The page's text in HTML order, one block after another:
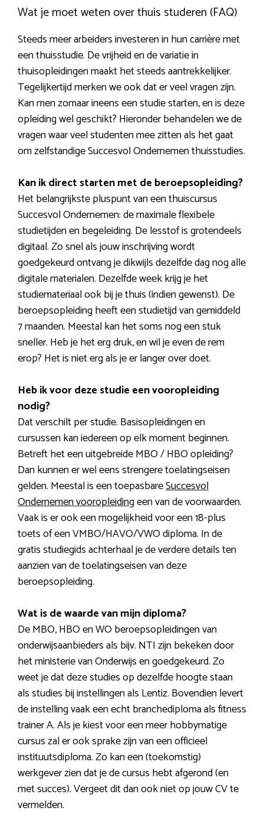
Wat je moet weten over thuis studeren (FAQ)
Steeds meer arbeiders investeren in hun carrière met
een thuisstudie. De vrijheid en de variatie in
thuisopleidingen maakt het steeds aantrekkelijker.
Tegelijkertijd merken we ook dat er veel vragen zijn.
Kan men zomaar ineens een studie starten, en is deze
opleiding wel geschikt? Hieronder behandelen we de
vragen waar veel studenten mee zitten als het gaat
om zelfstandige Succesvol Ondernemen thuisstudies.
Kan ik direct starten met de beroepsopleiding?
Het belangrijkste pluspunt van een thuiscursus
Succesvol Ondernemen: de maximale flexibele
studietijden en begeleiding. De lesstof is grotendeels
digitaal. Zo snel als jouw inschrijving wordt
goedgekeurd ontvang je dikwijls dezelfde dag nog alle
digitale materialen. Dezelfde week krijg je het
studiemateriaal ook bij je thuis (indien gewenst). De
beroepsopleiding heeft een studietijd van gemiddeld
7 maanden. Meestal kan het soms nog een stuk
sneller. Heb je het erg druk, en wil je even de rem
erop? Het is niet erg als je er langer over doet.
Heb ik voor deze studie een vooropleiding
nodig?
Dat verschilt per studie. Basisopleidingen en
cursussen kan iedereen op elk moment beginnen.
Betreft het een uitgebreide MBO / HBO opleiding?
Dan kunnen er wel eens strengere toelatingseisen
gelden. Meestal is een toepasbareSuccesvol
Ondernemen vooropleidingeen van de voorwaarden.
Vaak is er ook een mogelijkheid voor een 18-plus
toets of een VMBO/HAVO/VWO diploma. In de
gratis studiegids achterhaal je de verdere details ten
aanzien van de toelatingseisen van deze
beroepsopleiding.
Wat is de waarde van mijn diploma?
De MBO, HBO en WO beroepsopleidingen van
onderwijsaanbieders als bijv. NTI zijn bekeken door
het ministerie van Onderwijs en goedgekeurd. Zo
weet je dat deze studies op dezelfde hoogte staan
als studies bij instellingen als Lentiz. Bovendien levert
de instelling vaak een echt branchediploma als fitness
trainer A. Als je kiest voor een meer hobbymatige
cursus zal er ook sprake zijn van een officieel
instituutsdiploma. Zo kan een (toekomstig)
werkgever zien dat je de cursus hebt afgerond (en
met succes). Vergeet dit dan ook niet op jouw CV te
vermelden.